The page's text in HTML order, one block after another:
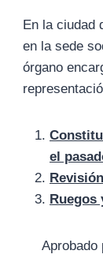
En la ciudad
en la sede
órgano
el
Ruegos
Aprobado